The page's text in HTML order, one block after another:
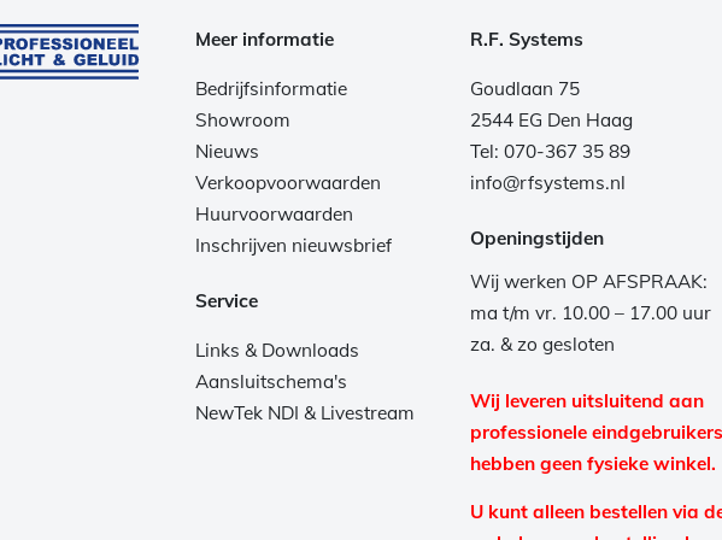
Meer informatie
Bedrijfsinformatie
Showroom
Nieuws
Verkoopvoorwaarden
Huurvoorwaarden
Inschrijven nieuwsbrief
Service
Links & Downloads
Aansluitschema's
NewTek NDI & Livestream
R.F. Systems
Goudlaan 75
2544 EG Den Haag
Tel: 070-367 35 89
info@rfsystems.nl
Openingstijden
Wij werken OP AFSPRAAK:
ma t/m vr. 10.00 – 17.00 uur
za. & zo gesloten
Wij leveren uitsluitend aan
professionele
hebben geen fysieke winkel.
U kunt alleen bestellen via